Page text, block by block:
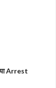
Arrest